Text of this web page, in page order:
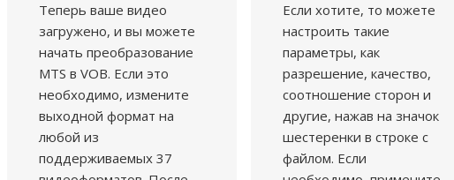
Теперь ваше видео
загружено, и вы можете
начать преобразование
MTS в VOB. Если это
необходимо, измените
выходной формат на
любой из
поддерживаемых 37
Если хотите, то можете
настроить такие
параметры, как
разрешение, качество,
соотношение сторон и
другие, нажав на значок
шестеренки в строке с
файлом. Если